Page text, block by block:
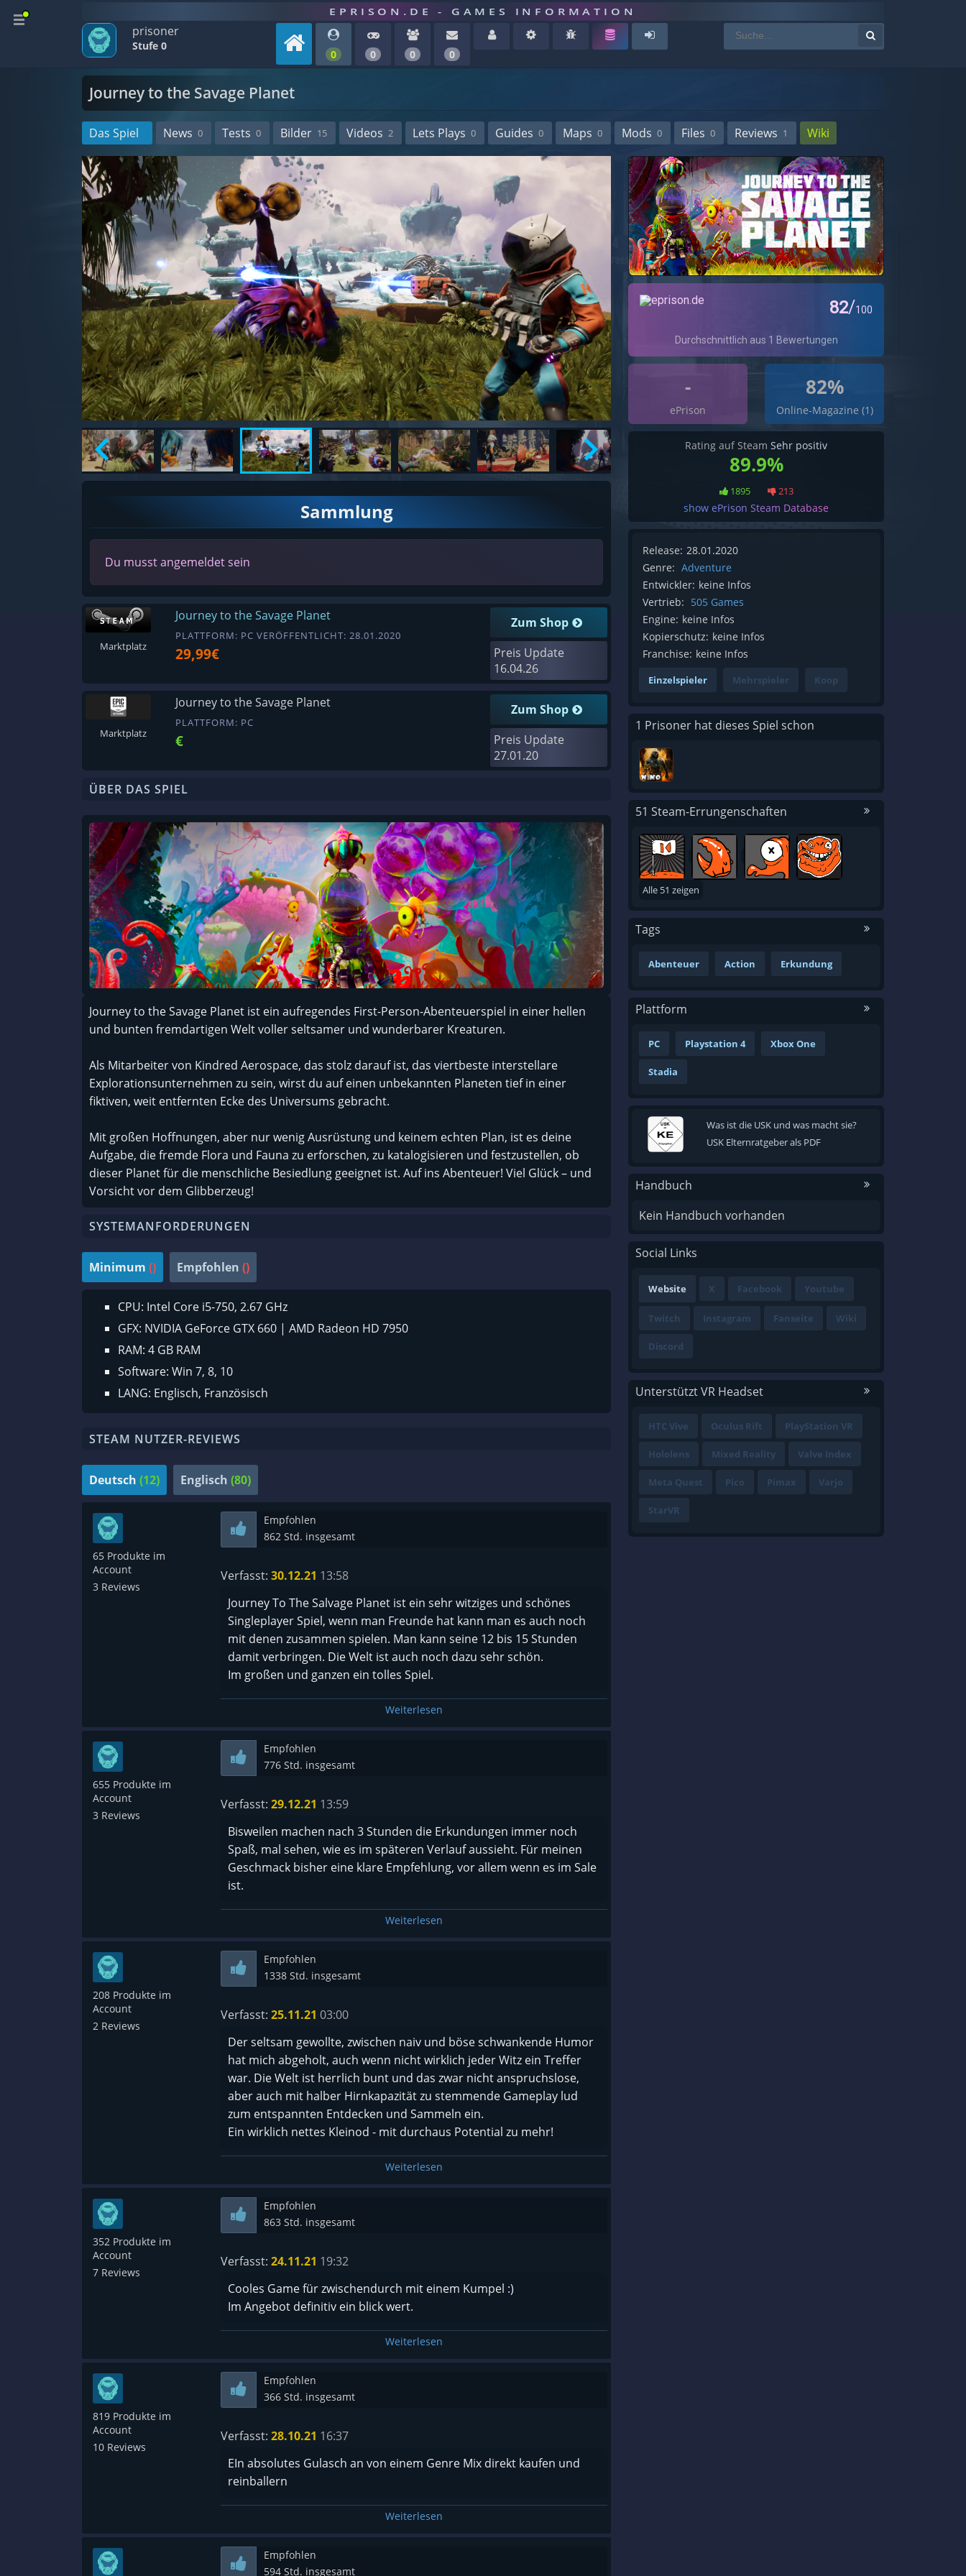
EPRISON.DE - GAMES INFORMATION
prisoner
Stufe 0
0 0 0 0
Journey to the Savage Planet
Das Spiel News 0 Tests 0 Bilder 15 Videos 2 Lets Plays 0 Guides 0 Maps 0 Mods 0 Files 0 Reviews 1 Wiki
Sammlung
Du musst angemeldet sein
Marktplatz
Journey to the Savage Planet
PLATTFORM: PC VERÖFFENTLICHT: 28.01.2020
29,99€
Zum Shop
Preis Update
16.04.26
Marktplatz
Journey to the Savage Planet
PLATTFORM: PC
€
Zum Shop
Preis Update
27.01.20
ÜBER DAS SPIEL
Journey to the Savage Planet ist ein aufregendes First-Person-Abenteuerspiel in einer hellen
und bunten fremdartigen Welt voller seltsamer und wunderbarer Kreaturen.
Als Mitarbeiter von Kindred Aerospace, das stolz darauf ist, das viertbeste interstellare
Explorationsunternehmen zu sein, wirst du auf einen unbekannten Planeten tief in einer
fiktiven, weit entfernten Ecke des Universums gebracht.
Mit großen Hoffnungen, aber nur wenig Ausrüstung und keinem echten Plan, ist es deine
Aufgabe, die fremde Flora und Fauna zu erforschen, zu katalogisieren und festzustellen, ob
dieser Planet für die menschliche Besiedlung geeignet ist. Auf ins Abenteuer! Viel Glück – und
Vorsicht vor dem Glibberzeug!
SYSTEMANFORDERUNGEN
Minimum () Empfohlen ()
CPU: Intel Core i5-750, 2.67 GHz
GFX: NVIDIA GeForce GTX 660 | AMD Radeon HD 7950
RAM: 4 GB RAM
Software: Win 7, 8, 10
LANG: Englisch, Französisch
STEAM NUTZER-REVIEWS
Deutsch (12) Englisch (80)
65 Produkte im
Account
3 Reviews
Empfohlen
862 Std. insgesamt
Verfasst: 30.12.21 13:58
Journey To The Salvage Planet ist ein sehr witziges und schönes
Singleplayer Spiel, wenn man Freunde hat kann man es auch noch
mit denen zusammen spielen. Man kann seine 12 bis 15 Stunden
damit verbringen. Die Welt ist auch noch dazu sehr schön.
Im großen und ganzen ein tolles Spiel.
Weiterlesen
655 Produkte im
Account
3 Reviews
Empfohlen
776 Std. insgesamt
Verfasst: 29.12.21 13:59
Bisweilen machen nach 3 Stunden die Erkundungen immer noch
Spaß, mal sehen, wie es im späteren Verlauf aussieht. Für meinen
Geschmack bisher eine klare Empfehlung, vor allem wenn es im Sale
ist.
Weiterlesen
208 Produkte im
Account
2 Reviews
Empfohlen
1338 Std. insgesamt
Verfasst: 25.11.21 03:00
Der seltsam gewollte, zwischen naiv und böse schwankende Humor
hat mich abgeholt, auch wenn nicht wirklich jeder Witz ein Treffer
war. Die Welt ist herrlich bunt und das zwar nicht anspruchslose,
aber auch mit halber Hirnkapazität zu stemmende Gameplay lud
zum entspannten Entdecken und Sammeln ein.
Ein wirklich nettes Kleinod - mit durchaus Potential zu mehr!
Weiterlesen
352 Produkte im
Account
7 Reviews
Empfohlen
863 Std. insgesamt
Verfasst: 24.11.21 19:32
Cooles Game für zwischendurch mit einem Kumpel :)
Im Angebot definitiv ein blick wert.
Weiterlesen
819 Produkte im
Account
10 Reviews
Empfohlen
366 Std. insgesamt
Verfasst: 28.10.21 16:37
EIn absolutes Gulasch an von einem Genre Mix direkt kaufen und
reinballern
Weiterlesen
Empfohlen
594 Std. insgesamt
-
ePrison
82%
Online-Magazine (1)
Rating auf Steam Sehr positiv
89.9%
1895 213
show ePrison Steam Database
Release: 28.01.2020
Genre: Adventure
Entwickler: keine Infos
Vertrieb: 505 Games
Engine: keine Infos
Kopierschutz: keine Infos
Franchise: keine Infos
Einzelspieler Mehrspieler Koop
1 Prisoner hat dieses Spiel schon
51 Steam-Errungenschaften
Alle 51 zeigen
Tags
Abenteuer Action Erkundung
Plattform
PC Playstation 4 Xbox One
Stadia
Was ist die USK und was macht sie?
USK Elternratgeber als PDF
Handbuch
Kein Handbuch vorhanden
Social Links
Website X Facebook Youtube
Twitch Instagram Fanseite Wiki
Discord
Unterstützt VR Headset
HTC Vive Oculus Rift PlayStation VR
Hololens Mixed Reality Valve Index
Meta Quest Pico Pimax Varjo
StarVR